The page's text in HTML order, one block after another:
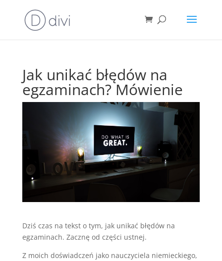
Jak unikać błędów na
egzaminach? Mówienie
Dziś czas na tekst o tym, jak unikać błędów na
egzaminach. Zacznę od części ustnej.
Z moich doświadczeń jako nauczyciela niemieckiego,